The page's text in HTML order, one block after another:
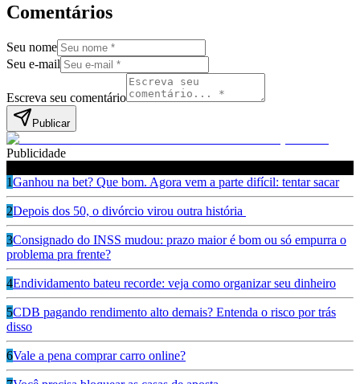
Comentários
Seu nome
Seu e-mail
Escreva seu comentário
Publicar
Publicidade
1Ganhou na bet? Que bom. Agora vem a parte difícil: tentar sacar
2Depois dos 50, o divórcio virou outra história
3Consignado do INSS mudou: prazo maior é bom ou só empurra o
problema pra frente?
4Endividamento bateu recorde: veja como organizar seu dinheiro
5CDB pagando rendimento alto demais? Entenda o risco por trás
disso
6Vale a pena comprar carro online?